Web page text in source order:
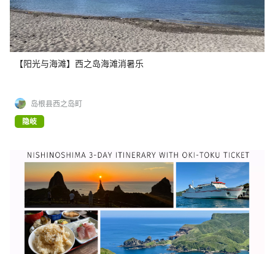
【阳光与海滩】西之岛海滩消暑乐
岛根县西之岛町
隐岐